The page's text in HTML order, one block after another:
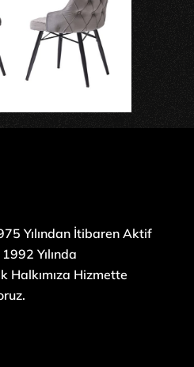
Yılından İtibaren Aktif
Yılında
Halkımıza Hizmette